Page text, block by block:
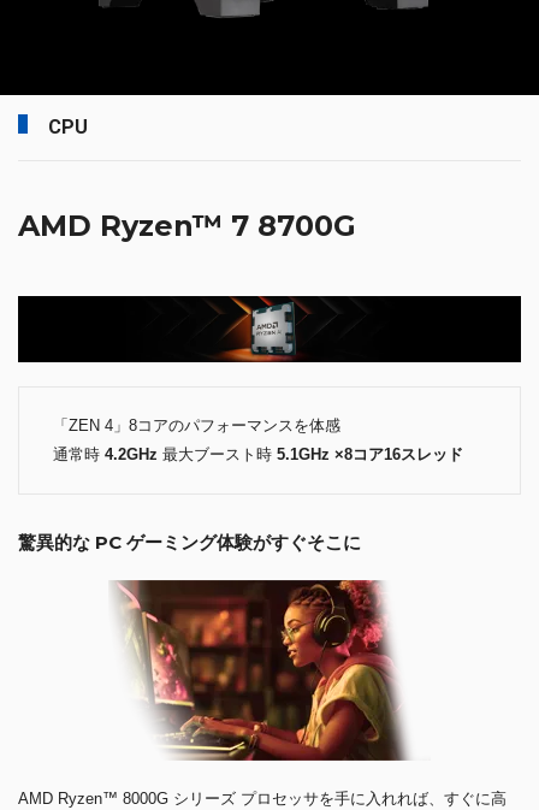
CPU
AMD Ryzen™ 7 8700G
「ZEN 4」8コアのパフォーマンスを体感
通常時 4.2GHz 最大ブースト時 5.1GHz ×8コア16スレッド
驚異的な PC ゲーミング体験がすぐそこに
AMD Ryzen™ 8000G シリーズ プロセッサを手に入れれば、すぐに高